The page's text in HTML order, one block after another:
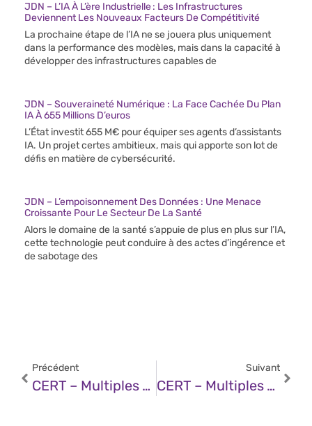
JDN – L’IA À L’ère Industrielle : Les Infrastructures
Deviennent Les Nouveaux Facteurs De Compétitivité
La prochaine étape de l’IA ne se jouera plus uniquement
dans la performance des modèles, mais dans la capacité à
développer des infrastructures capables de
JDN – Souveraineté Numérique : La Face Cachée Du Plan
IA À 655 Millions D’euros
L’État investit 655 M€ pour équiper ses agents d’assistants
IA. Un projet certes ambitieux, mais qui apporte son lot de
défis en matière de cybersécurité.
JDN – L’empoisonnement Des Données : Une Menace
Croissante Pour Le Secteur De La Santé
Alors le domaine de la santé s’appuie de plus en plus sur l’IA,
cette technologie peut conduire à des actes d’ingérence et
de sabotage des
Précédent
CERT – Multiples Vulnérabilités Dans HPE Aruba Networking 501 Wireless Client Bridge (08 Janvier 2025)
Suivant
CERT – Multiples Vulnérabilités Dans Les Produits Mozilla (08 Janvier 2025)